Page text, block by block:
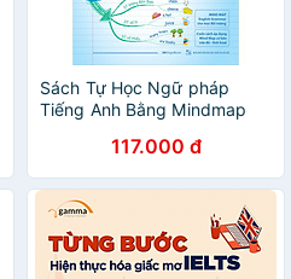
Sách Tự Học Ngữ pháp
Tiếng Anh Bằng Mindmap
117.000 đ